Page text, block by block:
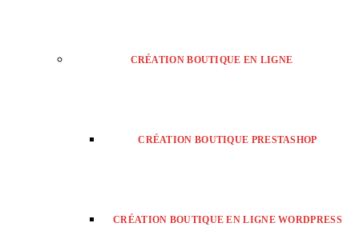
CRÉATION BOUTIQUE EN LIGNE
CRÉATION BOUTIQUE PRESTASHOP
CRÉATION BOUTIQUE EN LIGNE WORDPRESS